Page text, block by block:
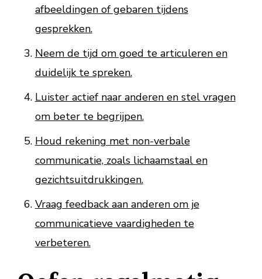
afbeeldingen of gebaren tijdens
gesprekken.
Neem de tijd om goed te articuleren en
duidelijk te spreken.
Luister actief naar anderen en stel vragen
om beter te begrijpen.
Houd rekening met non-verbale
communicatie, zoals lichaamstaal en
gezichtsuitdrukkingen.
Vraag feedback aan anderen om je
communicatieve vaardigheden te
verbeteren.